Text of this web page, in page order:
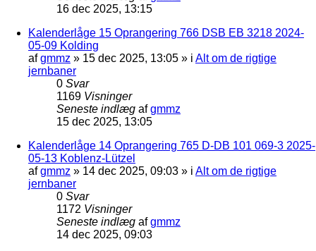
16 dec 2025, 13:15
Kalenderlåge 15 Oprangering 766 DSB EB 3218 2024-
05-09 Kolding
afgmmz » 15 dec 2025, 13:05 » i Alt om de rigtige
jernbaner
0 Svar
1169 Visninger
Seneste indlæg afgmmz
15 dec 2025, 13:05
Kalenderlåge 14 Oprangering 765 D-DB 101 069-3 2025-
05-13 Koblenz-Lützel
afgmmz » 14 dec 2025, 09:03 » i Alt om de rigtige
jernbaner
0 Svar
1172 Visninger
Seneste indlæg afgmmz
14 dec 2025, 09:03